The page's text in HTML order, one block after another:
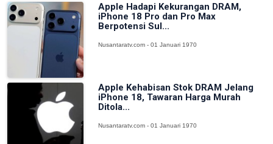
Apple Hadapi Kekurangan DRAM,
iPhone 18 Pro dan Pro Max
Berpotensi Sul...
Nusantaratv.com - 01 Januari 1970
Apple Kehabisan Stok DRAM Jelang
iPhone 18, Tawaran Harga Murah
Ditola...
Nusantaratv.com - 01 Januari 1970